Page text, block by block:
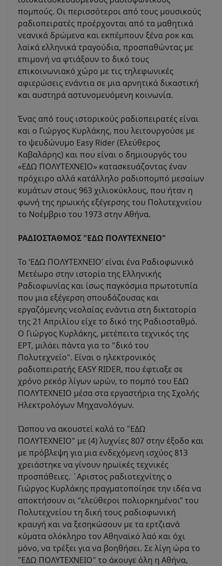
πομπούς. Οι περισσότεροι από τους μουσικούς
ραδιοπειρατές προέρχονται από τα μαθητικά
νεανικά δρώμενα και εκπέμπουν ξένα ροκ και
λαϊκά ελληνικά τραγούδια, προσπαθώντας με
επιμονή να φτιάξουν το δικό τους
επικοινωνιακό χώρο με τις τηλεφωνικές
αφιερώσεις ενάντια σε μια αρνητικά δικαστική
και αυστηρά αστυνομευόμενη κοινωνία.
Ένας από τους ιστορικούς ραδιοπειρατές είναι
και ο Γιώργος Κυρλάκης, που λειτουργούσε με
το ψευδώνυμο Easy Rider (Ελεύθερος
Καβαλάρης) και που είναι ο δημιουργός του
«ΕΔΩ ΠΟΛΥΤΕΧΝΕΙΟ» κατασκευάζοντας έναν
πρόχειρο αλλά κατάλληλο ραδιοπομπό μεσαίων
κυμάτων στους 963 χιλιοκύκλους, που ήταν η
φωνή της ηρωικής εξέγερσης του Πολυτεχνείου
το Νοέμβριο του 1973 στην Αθήνα.
ΡΑΔΙΟΣΤΑΘΜΟΣ "ΕΔΩ ΠΟΛΥΤΕΧΝΕΙΟ"
Το ‘ΕΔΩ ΠΟΛΥΤΕΧΝΕΙΟ’ είναι ένα Ραδιοφωνικό
Μετέωρο στην ιστορία της Ελληνικής
Ραδιοφωνίας και ίσως παγκόσμια πρωτοτυπία
που μια εξέγερση σπουδάζουσας και
εργαζόμενης νεολαίας ενάντια στη δικτατορία
της 21 Απριλίου είχε το δικό της Ραδιοσταθμό.
Ο Γιώργος Κυρλάκης, μετέπειτα τεχνικός της
ΕΡΤ, μιλάει πάντα για το "δικό του
Πολυτεχνείο". Είναι ο ηλεκτρονικός
ραδιοπειρατής EASY RIDER, που έφτιαξε σε
χρόνο ρεκόρ λίγων ωρών, το πομπό του ΕΔΩ
ΠΟΛΥΤΕΧΝΕΙΟ μέσα στα εργαστήρια της Σχολής
Ηλεκτρολόγων Μηχανολόγων.
Ώσπου να ακουστεί καλά το "ΕΔΩ
ΠΟΛΥΤΕΧΝΕΙΟ" με (4) λυχνίες 807 στην έξοδο και
με πρόβλεψη για μια ενδεχόμενη ισχύος 813
χρειάστηκε να γίνουν ηρωϊκές τεχνικές
προσπάθειες. ΄Αριστος ραδιοτεχνίτης ο
Γιώργος Κυρλάκης πραγματοποίησε την ιδέα να
αποκτήσουν οι ‘’ελεύθεροι πολιορκημένοι’’ του
Πολυτεχνείου τη δική τους ραδιοφωνική
κραυγή και να ξεσηκώσουν με τα ερτζιανά
κύματα ολόκληρο τον Αθηναϊκό λαό και όχι
μόνο, να τρέξει για να βοηθήσει. Σε λίγη ώρα το
"ΕΔΩ ΠΟΛΥΤΕΧΝΕΙΟ" το άκουγε όλη η Αθήνα,